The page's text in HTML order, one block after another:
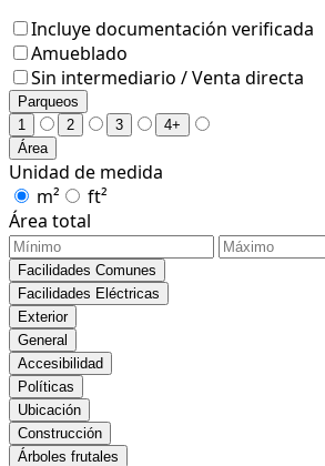
Incluye documentación verificada
Amueblado
Sin intermediario / Venta directa
Parqueos
1
2 3
4+
Área
Unidad de medida
m²
ft²
Área total
Facilidades Comunes
Facilidades Eléctricas
Exterior
General
Accesibilidad
Políticas
Ubicación
Construcción
Árboles frutales